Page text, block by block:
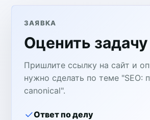
ЗАЯВКА
Оценить задачу
Пришлите ссылку на сайт и
нужно сделать по теме "SEO:
canonical".
Ответ по делу